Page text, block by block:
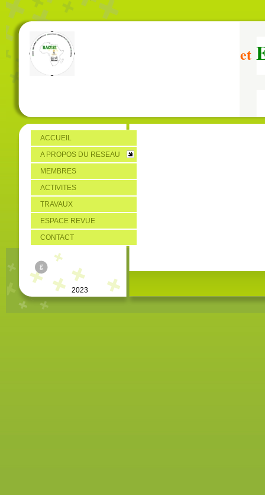
ACCUEIL
A PROPOS DU RESEAU
MEMBRES
ACTIVITES
TRAVAUX
ESPACE REVUE
CONTACT
et
© 2023